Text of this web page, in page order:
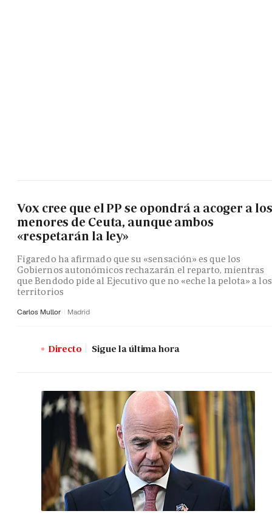
Vox cree que el PP se opondrá a acoger a los
menores de Ceuta, aunque ambos
«respetarán la ley»
Figaredo ha afirmado que su «sensación» es que los
Gobiernos autonómicos rechazarán el reparto, mientras
que Bendodo pide al Ejecutivo que no «eche la pelota» a los
territorios
Carlos Mullor Madrid
Directo Sigue la última hora